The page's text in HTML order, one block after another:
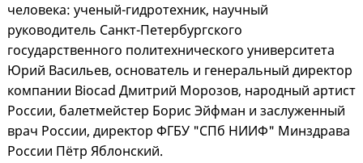
человека: ученый-гидротехник, научный
руководитель Санкт-Петербургского
государственного политехнического университета
Юрий Васильев, основатель и генеральный директор
компании Biocad Дмитрий Морозов, народный артист
России, балетмейстер Борис Эйфман и заслуженный
врач России, директор ФГБУ "СПб НИИФ" Минздрава
России Пётр Яблонский.